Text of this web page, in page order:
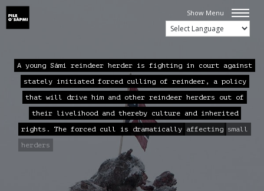
Show Menu
A young Sámi reindeer herder is fighting in court against
stately initiated forced culling of reindeer, a policy
that will drive him and other reindeer herders out of
their livelihood and thereby culture and inherited
rights . The forced cull is dramatically affecting small
herders